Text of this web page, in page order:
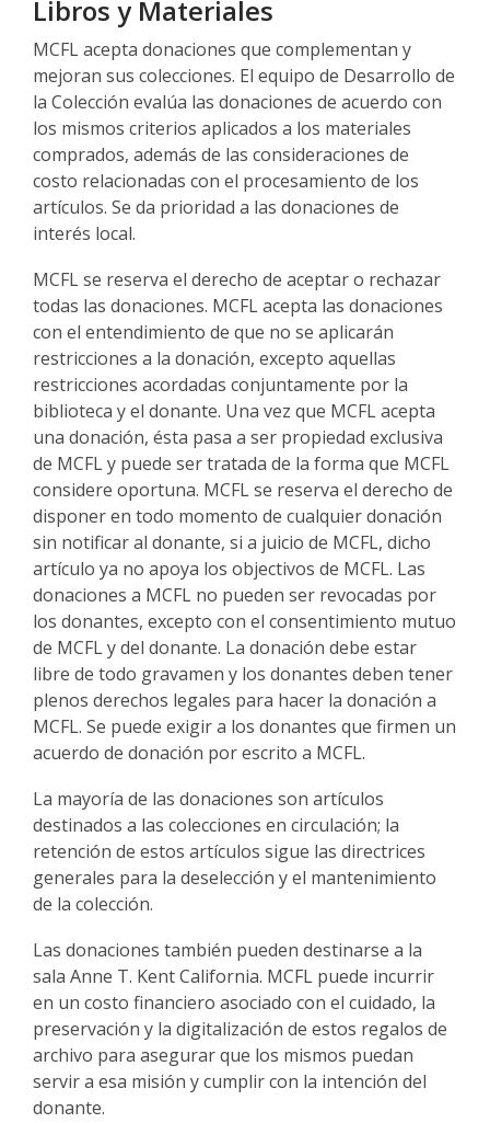
Libros y Materiales
MCFL acepta donaciones que complementan y
mejoran sus colecciones. El equipo de Desarrollo de
la Colección evalúa las donaciones de acuerdo con
los mismos criterios aplicados a los materiales
comprados, además de las consideraciones de
costo relacionadas con el procesamiento de los
artículos. Se da prioridad a las donaciones de
interés local.
MCFL se reserva el derecho de aceptar o rechazar
todas las donaciones. MCFL acepta las donaciones
con el entendimiento de que no se aplicarán
restricciones a la donación, excepto aquellas
restricciones acordadas conjuntamente por la
biblioteca y el donante. Una vez que MCFL acepta
una donación, ésta pasa a ser propiedad exclusiva
de MCFL y puede ser tratada de la forma que MCFL
considere oportuna. MCFL se reserva el derecho de
disponer en todo momento de cualquier donación
sin notificar al donante, si a juicio de MCFL, dicho
artículo ya no apoya los objectivos de MCFL. Las
donaciones a MCFL no pueden ser revocadas por
los donantes, excepto con el consentimiento mutuo
de MCFL y del donante. La donación debe estar
libre de todo gravamen y los donantes deben tener
plenos derechos legales para hacer la donación a
MCFL. Se puede exigir a los donantes que firmen un
acuerdo de donación por escrito a MCFL.
La mayoría de las donaciones son artículos
destinados a las colecciones en circulación; la
retención de estos artículos sigue las directrices
generales para la deselección y el mantenimiento
de la colección.
Las donaciones también pueden destinarse a la
sala Anne T. Kent California. MCFL puede incurrir
en un costo financiero asociado con el cuidado, la
preservación y la digitalización de estos regalos de
archivo para asegurar que los mismos puedan
servir a esa misión y cumplir con la intención del
donante.